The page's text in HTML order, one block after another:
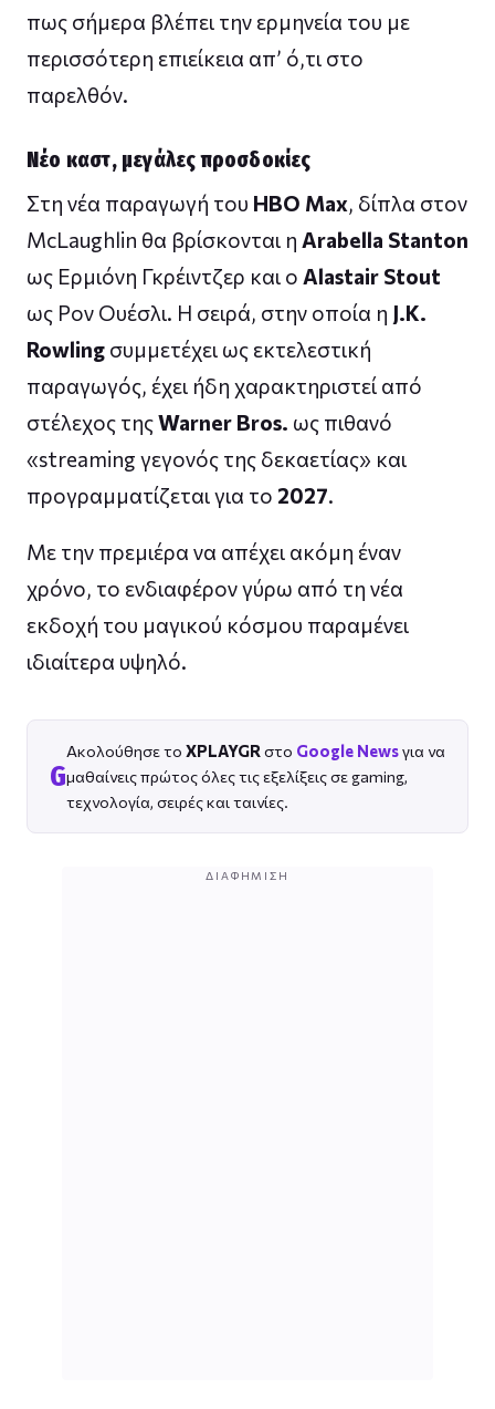
πως σήμερα βλέπει την ερμηνεία του με
περισσότερη επιείκεια απ’ ό,τι στο
παρελθόν.
Νέο καστ, μεγάλες προσδοκίες
Στη νέα παραγωγή του HBO Max, δίπλα στον
McLaughlin θα βρίσκονται η Arabella Stanton
ως Ερμιόνη Γκρέιντζερ και ο Alastair Stout
ως Ρον Ουέσλι. Η σειρά, στην οποία η J.K.
Rowling συμμετέχει ως εκτελεστική
παραγωγός, έχει ήδη χαρακτηριστεί από
στέλεχος τηςWarner Bros. ως πιθανό
«streaming γεγονός της δεκαετίας» και
προγραμματίζεται για το 2027.
Με την πρεμιέρα να απέχει ακόμη έναν
χρόνο, το ενδιαφέρον γύρω από τη νέα
εκδοχή του μαγικού κόσμου παραμένει
ιδιαίτερα υψηλό.
G
Ακολούθησε το XPLAYGR στο Google Newsγια να
μαθαίνεις πρώτος όλες τις εξελίξεις σε gaming,
τεχνολογία, σειρές και ταινίες.
ΔΙΑΦΉΜΙΣΗ